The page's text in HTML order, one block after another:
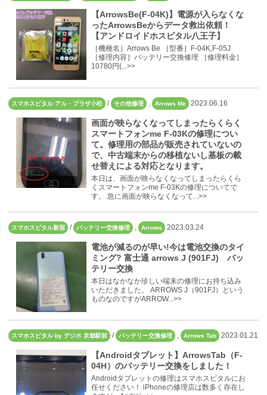
【ArrowsBe(F-04K)】電源が入らなくな
ったArrowsBeからデータ救出依頼！
【アンドロイドホスピタル八王子】
［機種名］Arrows Be ［型番］F-04K,F-05J
［修理内容］バッテリー交換修理 ［修理料金］
10780円(...>>
スマホスピタル アル・プラザ小松 / その他修理 Arrows Me 2023.06.16
画面が映らなくなってしまったらくらく
スマートフォンme F-03Kの修理につい
て。修理用の部品が販売されていないの
で、中古端末からの移植ないし基板の載
せ替えによる対応となります。
本日は、画面が映らなくなってしまったらくら
くスマートフォンme F-03Kの修理についてで
す。 急に画面が映らなくなって...>>
スマホスピタル新宿 / バッテリー交換修理 , Arrows 2023.03.24
電池が減るのが早い!今は電池交換のタイ
ミング? 富士通 arrows J (901FJ) バッ
テリー交換
本日はなかなか珍しい端末の修理にお持ち込み
いただきました。 ARROWS J（901FJ）という
ものなのですがARROW...>>
スマホスピタル by デジホ 京都駅前 / バッテリー交換修理 , Arrows Tab 2023.01.21
【Androidタブレット】ArrowsTab（F-
04H）のバッテリー交換をしました！
Androidタブレットの修理はスマホスピタルにお
任せください！ iPhoneの修理店は数多く存在し